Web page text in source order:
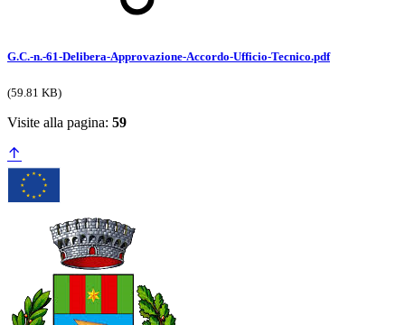
G.C.-n.-61-Delibera-Approvazione-Accordo-Ufficio-Tecnico.pdf
(59.81 KB)
Visite alla pagina: 59